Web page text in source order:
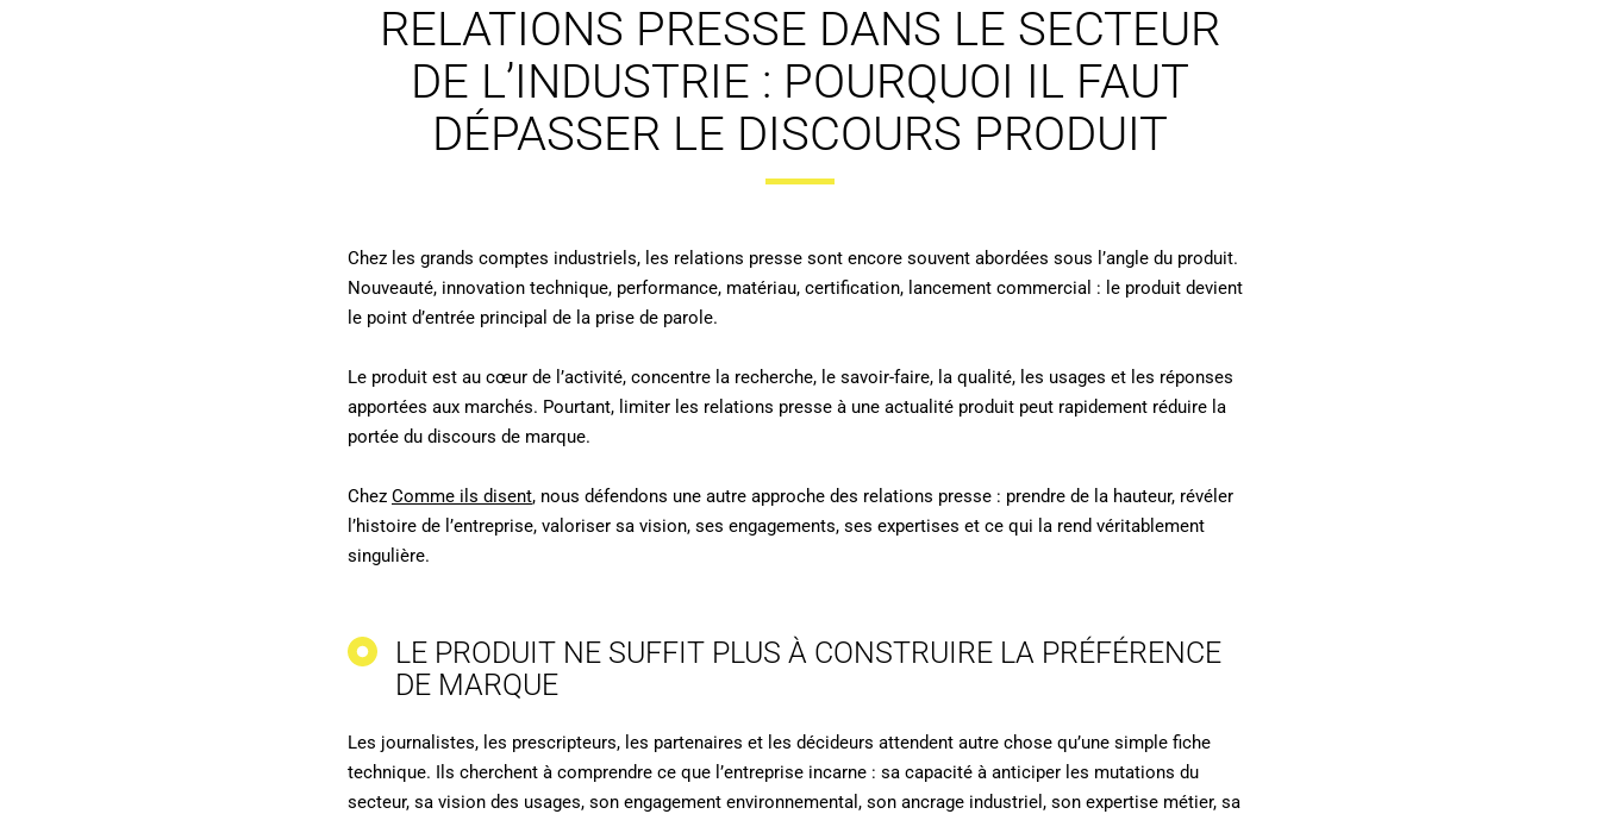
RELATIONS PRESSE DANS LE SECTEUR
DE L’INDUSTRIE : POURQUOI IL FAUT
DÉPASSER LE DISCOURS PRODUIT
Chez les grands comptes industriels, les relations presse sont encore souvent abordées sous l’angle du produit.
Nouveauté, innovation technique, performance, matériau, certification, lancement commercial : le produit devient
le point d’entrée principal de la prise de parole.
Le produit est au cœur de l’activité, concentre la recherche, le savoir-faire, la qualité, les usages et les réponses
apportées aux marchés. Pourtant, limiter les relations presse à une actualité produit peut rapidement réduire la
portée du discours de marque.
Chez Comme ils disent, nous défendons une autre approche des relations presse : prendre de la hauteur, révéler
l’histoire de l’entreprise, valoriser sa vision, ses engagements, ses expertises et ce qui la rend véritablement
singulière.
LE PRODUIT NE SUFFIT PLUS À CONSTRUIRE LA PRÉFÉRENCE
DE MARQUE
Les journalistes, les prescripteurs, les partenaires et les décideurs attendent autre chose qu’une simple fiche
technique. Ils cherchent à comprendre ce que l’entreprise incarne : sa capacité à anticiper les mutations du
secteur, sa vision des usages, son engagement environnemental, son ancrage industriel, son expertise métier, sa